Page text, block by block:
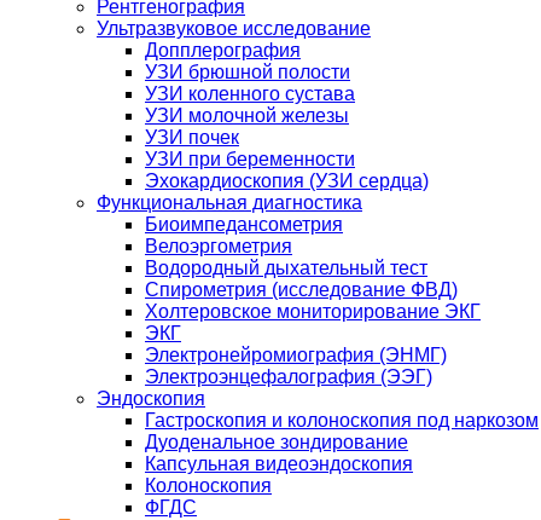
Рентгенография
Ультразвуковое исследование
Допплерография
УЗИ брюшной полости
УЗИ коленного сустава
УЗИ молочной железы
УЗИ почек
УЗИ при беременности
Эхокардиоскопия (УЗИ сердца)
Функциональная диагностика
Биоимпедансометрия
Велоэргометрия
Водородный дыхательный тест
Спирометрия (исследование ФВД)
Холтеровское мониторирование ЭКГ
ЭКГ
Электронейромиография (ЭНМГ)
Электроэнцефалография (ЭЭГ)
Эндоскопия
Гастроскопия и колоноскопия под наркозом
Дуоденальное зондирование
Капсульная видеоэндоскопия
Колоноскопия
ФГДС